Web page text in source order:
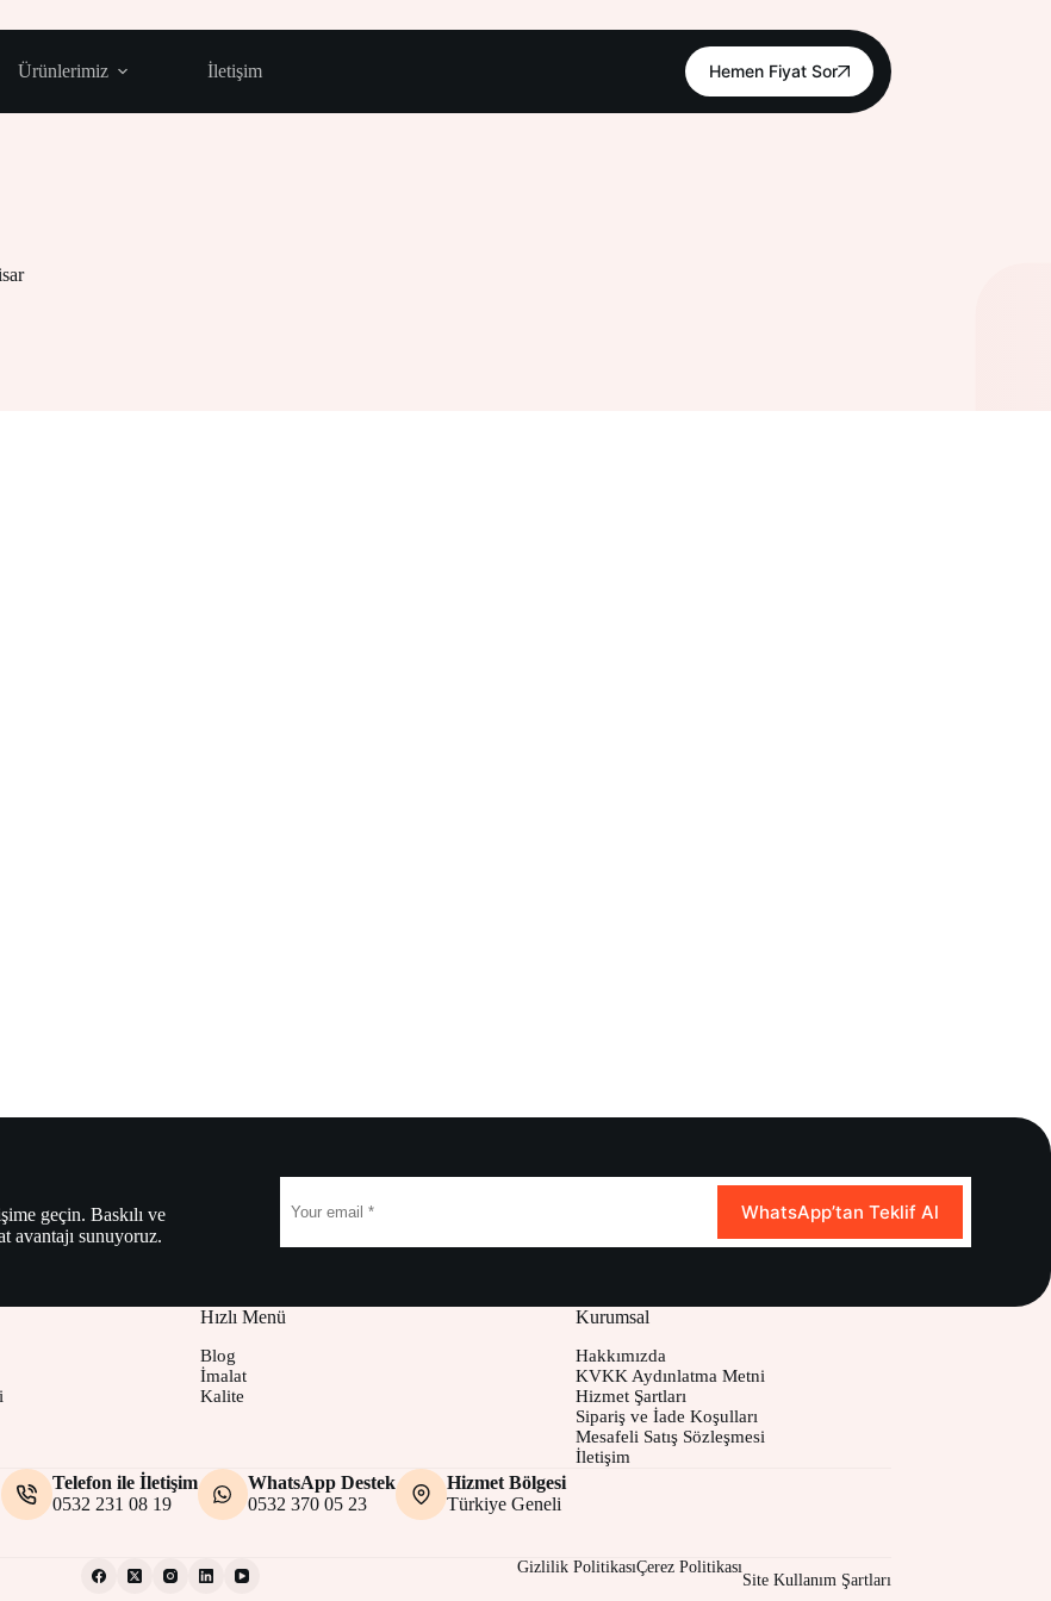
Ürünlerimiz İletişim Hemen Fiyat Sor
geçin. Baskılı ve
avantajı sunuyoruz.
WhatsApp’tan Teklif Al
Hızlı Menü
Blog
İmalat
Kalite
Kurumsal
Hakkımızda
KVKK Aydınlatma Metni
Hizmet Şartları
Sipariş ve İade Koşulları
Mesafeli Satış Sözleşmesi
İletişim
Telefon ile İletişim
0532 231 08 19
WhatsApp Destek
0532 370 05 23
Hizmet Bölgesi
Türkiye Geneli
Gizlilik PolitikasıÇerez Politikası
Site Kullanım Şartları